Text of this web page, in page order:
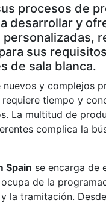
procesos de
desarrollar y
personalizadas,
sus requisitos
de sala blanca.
nuevos y complejos
requiere tiempo y
La multitud de
complica la
Spain se encarga de
de la
la tramitación.